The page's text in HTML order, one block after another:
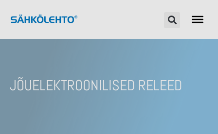
JÕUELEKTROONILISED RELEED